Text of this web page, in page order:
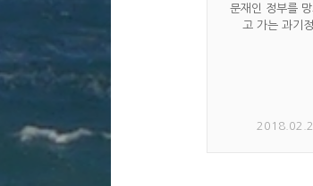
문재인 정부를
고 가는 과기